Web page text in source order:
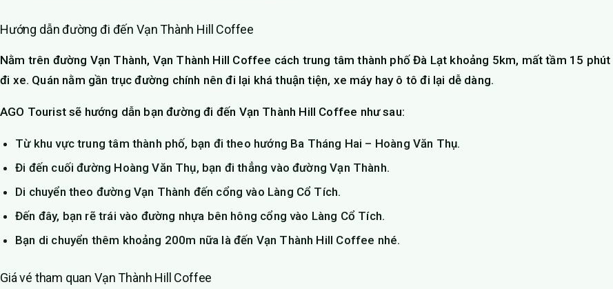
Hướng dẫn đường đi đến Vạn Thành Hill Coffee
Nằm trên đường Vạn Thành, Vạn Thành Hill Coffee cách trung tâm thành phố Đà Lạt khoảng 5km, mất tầm 15 phút
đi xe. Quán nằm gần trục đường chính nên đi lại khá thuận tiện, xe máy hay ô tô đi lại dễ dàng.
AGO Tourist sẽ hướng dẫn bạn đường đi đến Vạn Thành Hill Coffee như sau:
Từ khu vực trung tâm thành phố, bạn đi theo hướng Ba Tháng Hai – Hoàng Văn Thụ.
Đi đến cuối đường Hoàng Văn Thụ, bạn đi thẳng vào đường Vạn Thành.
Di chuyển theo đường Vạn Thành đến cổng vào Làng Cổ Tích.
Đến đây, bạn rẽ trái vào đường nhựa bên hông cổng vào Làng Cổ Tích.
Bạn di chuyển thêm khoảng 200m nữa là đến Vạn Thành Hill Coffee nhé.
Giá vé tham quan Vạn Thành Hill Coffee